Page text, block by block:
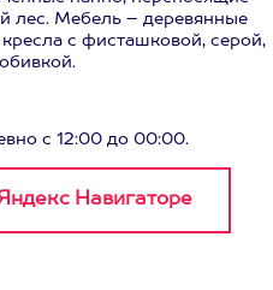
лес. Мебель – деревянные
с фисташковой, серой,
с 12:00 до 00:00.